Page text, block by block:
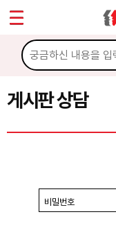
게시판 상담
비밀번호
마이페이지
소개
소식
노동상담
권리찾기수첩 검색